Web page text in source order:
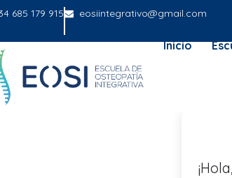
685 179 915 eosiintegrativo@gmail.com
Inicio